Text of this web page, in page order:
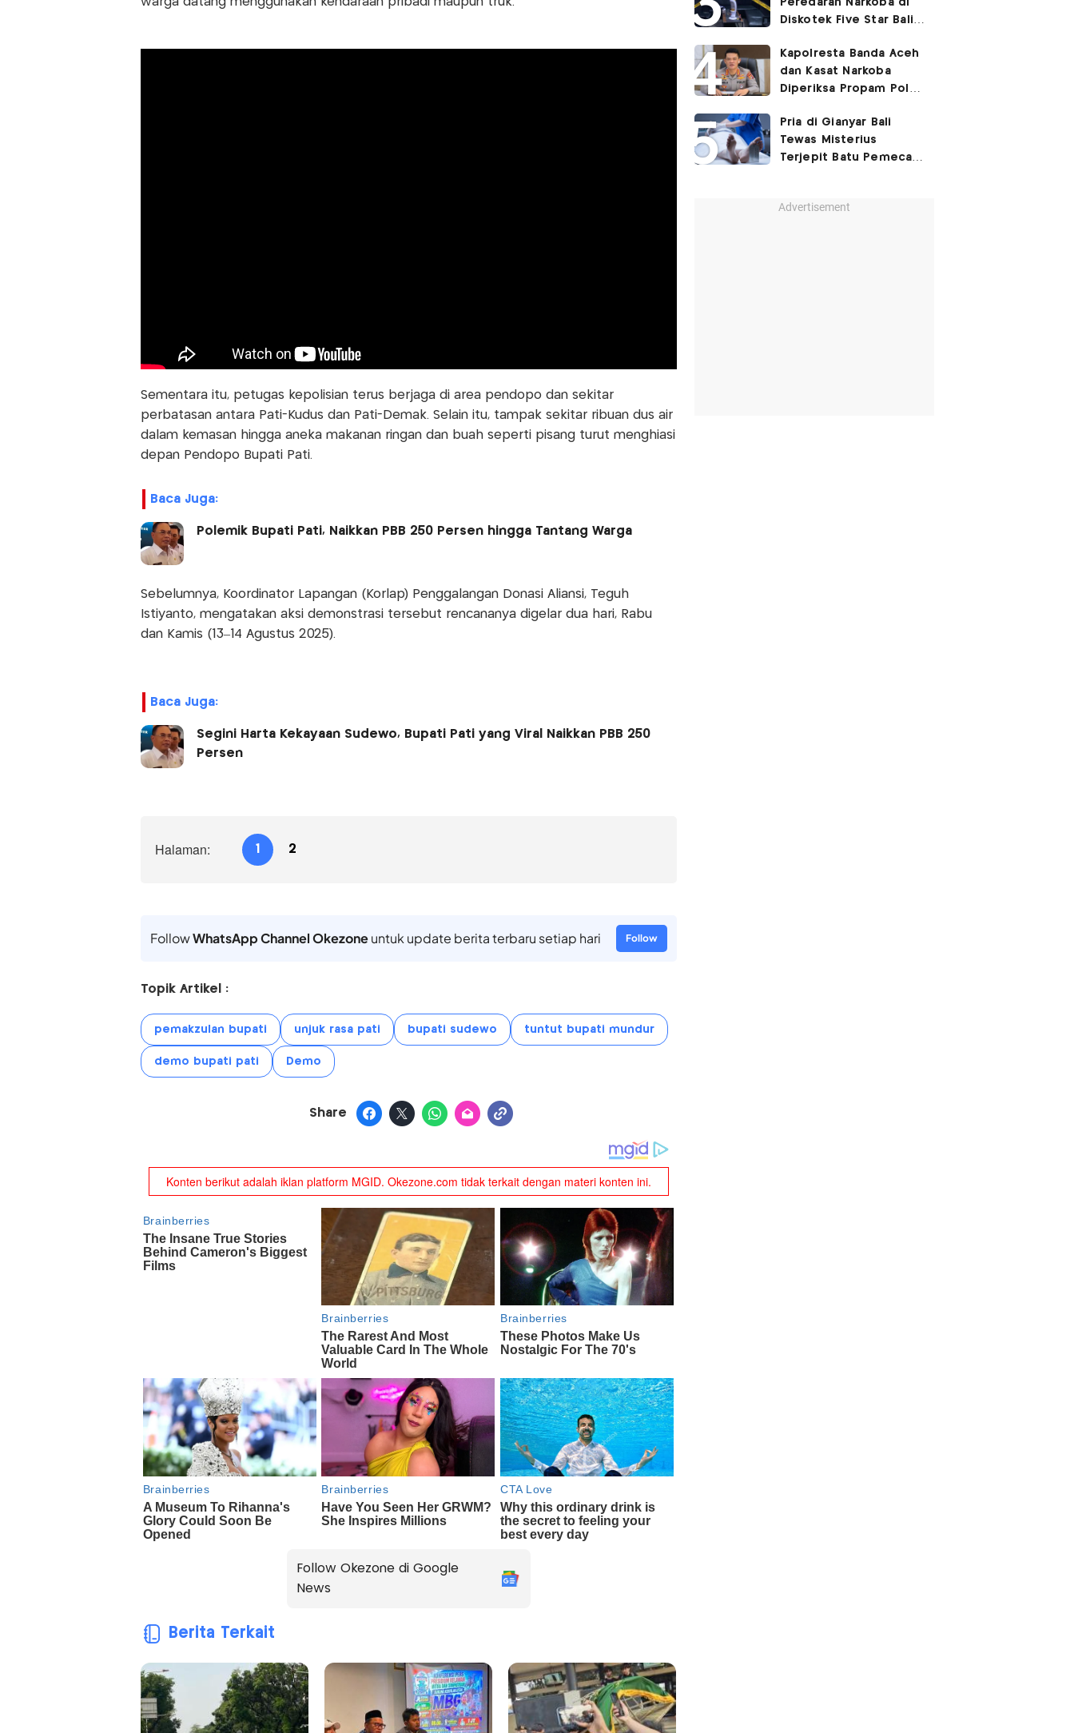
Sementara itu, petugas kepolisian terus berjaga di area pendopo dan sekitar
perbatasan antara Pati-Kudus dan Pati-Demak. Selain itu, tampak sekitar ribuan dus air
dalam kemasan hingga aneka makanan ringan dan buah seperti pisang turut menghiasi
depan Pendopo Bupati Pati.
Baca Juga:
Polemik Bupati Pati, Naikkan PBB 250 Persen hingga Tantang Warga
Sebelumnya, Koordinator Lapangan (Korlap) Penggalangan Donasi Aliansi, Teguh
Istiyanto, mengatakan aksi demonstrasi tersebut rencananya digelar dua hari, Rabu
dan Kamis (13–14 Agustus 2025).
Baca Juga:
Segini Harta Kekayaan Sudewo, Bupati Pati yang Viral Naikkan PBB 250
Persen
Halaman: 1 2
FollowWhatsApp Channel Okezoneuntuk update berita terbaru setiap hari Follow
Topik Artikel :
pemakzulan bupati unjuk rasa pati bupati sudewo tuntut bupati mundur
demo bupati pati Demo
Share
Follow Okezone di Google
News
Berita Terkait
Peredaran Narkoba di
Diskotek Five Star Bali,
Kapolresta Banda Aceh
dan Kasat Narkoba
Diperiksa Propam Polri,
Pria di Gianyar Bali
Tewas Misterius
Terjepit Batu Pemecah
Advertisement